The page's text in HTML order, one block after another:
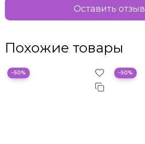
Оставить отзыв
Похожие товары
−50% −50%